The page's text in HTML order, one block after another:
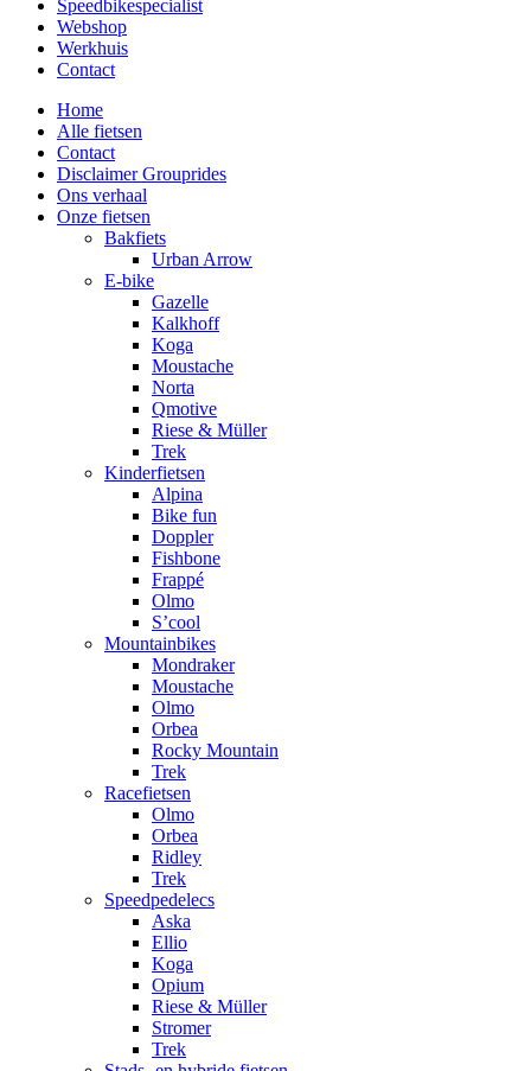
Speedbikespecialist
Webshop
Werkhuis
Contact
Home
Alle fietsen
Contact
Disclaimer Grouprides
Ons verhaal
Onze fietsen
Bakfiets
Urban Arrow
E-bike
Gazelle
Kalkhoff
Koga
Moustache
Norta
Qmotive
Riese & Müller
Trek
Kinderfietsen
Alpina
Bike fun
Doppler
Fishbone
Frappé
Olmo
S’cool
Mountainbikes
Mondraker
Moustache
Olmo
Orbea
Rocky Mountain
Trek
Racefietsen
Olmo
Orbea
Ridley
Trek
Speedpedelecs
Aska
Ellio
Koga
Opium
Riese & Müller
Stromer
Trek